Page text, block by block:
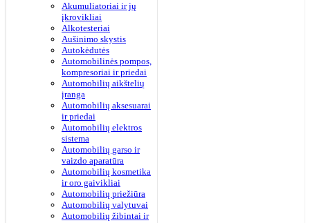
Akumuliatoriai ir jų
įkrovikliai
Alkotesteriai
Aušinimo skystis
Autokėdutės
Automobilinės pompos,
kompresoriai ir priedai
Automobilių aikštelių
įranga
Automobilių aksesuarai
ir priedai
Automobilių elektros
sistema
Automobilių garso ir
vaizdo aparatūra
Automobilių kosmetika
ir oro gaivikliai
Automobilių priežiūra
Automobilių valytuvai
Automobilių žibintai ir